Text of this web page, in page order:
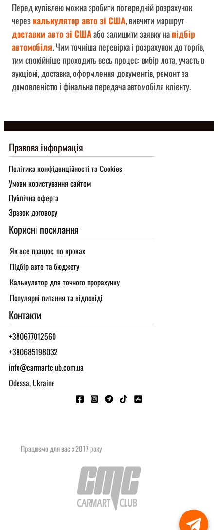
Перед купівлею можна зробити попередній розрахунок
черезкалькулятор авто зі США, вивчити маршрут
доставки авто зі СШАабо залишити заявку напідбір
автомобіля. Чим точніша перевірка і розрахунок до торгів,
тим спокійніше проходить весь процес: вибір лота, участь в
аукціоні, доставка, оформлення документів, ремонт за
домовленістю і фінальна передача автомобіля клієнту.
Правова інформація
Політика конфіденційності та Cookies
Умови користування сайтом
Публічна оферта
Зразок договору
Корисні посилання
Як все працює, по кроках
Підбір авто та бюджету
Калькулятор для точного прорахунку
Популярні питання та відповіді
Контакти
+380677012560
+380685198032
info@carmartclub.com.ua
Odessa, Ukraine
Працюємо для вас з 2017 року